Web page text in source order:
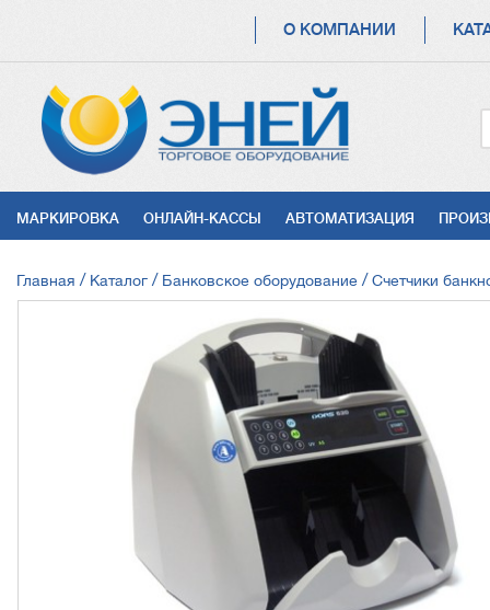
НАВИГАЦИЯ
О КОМПАНИИ
УСЛУГИ
МАРКИРОВКА ОНЛАЙН-КАССЫ АВТОМАТИЗАЦИЯ
СТРОКА
НАВИГАЦИИ
Главная Каталог Банковское оборудование Счетчики